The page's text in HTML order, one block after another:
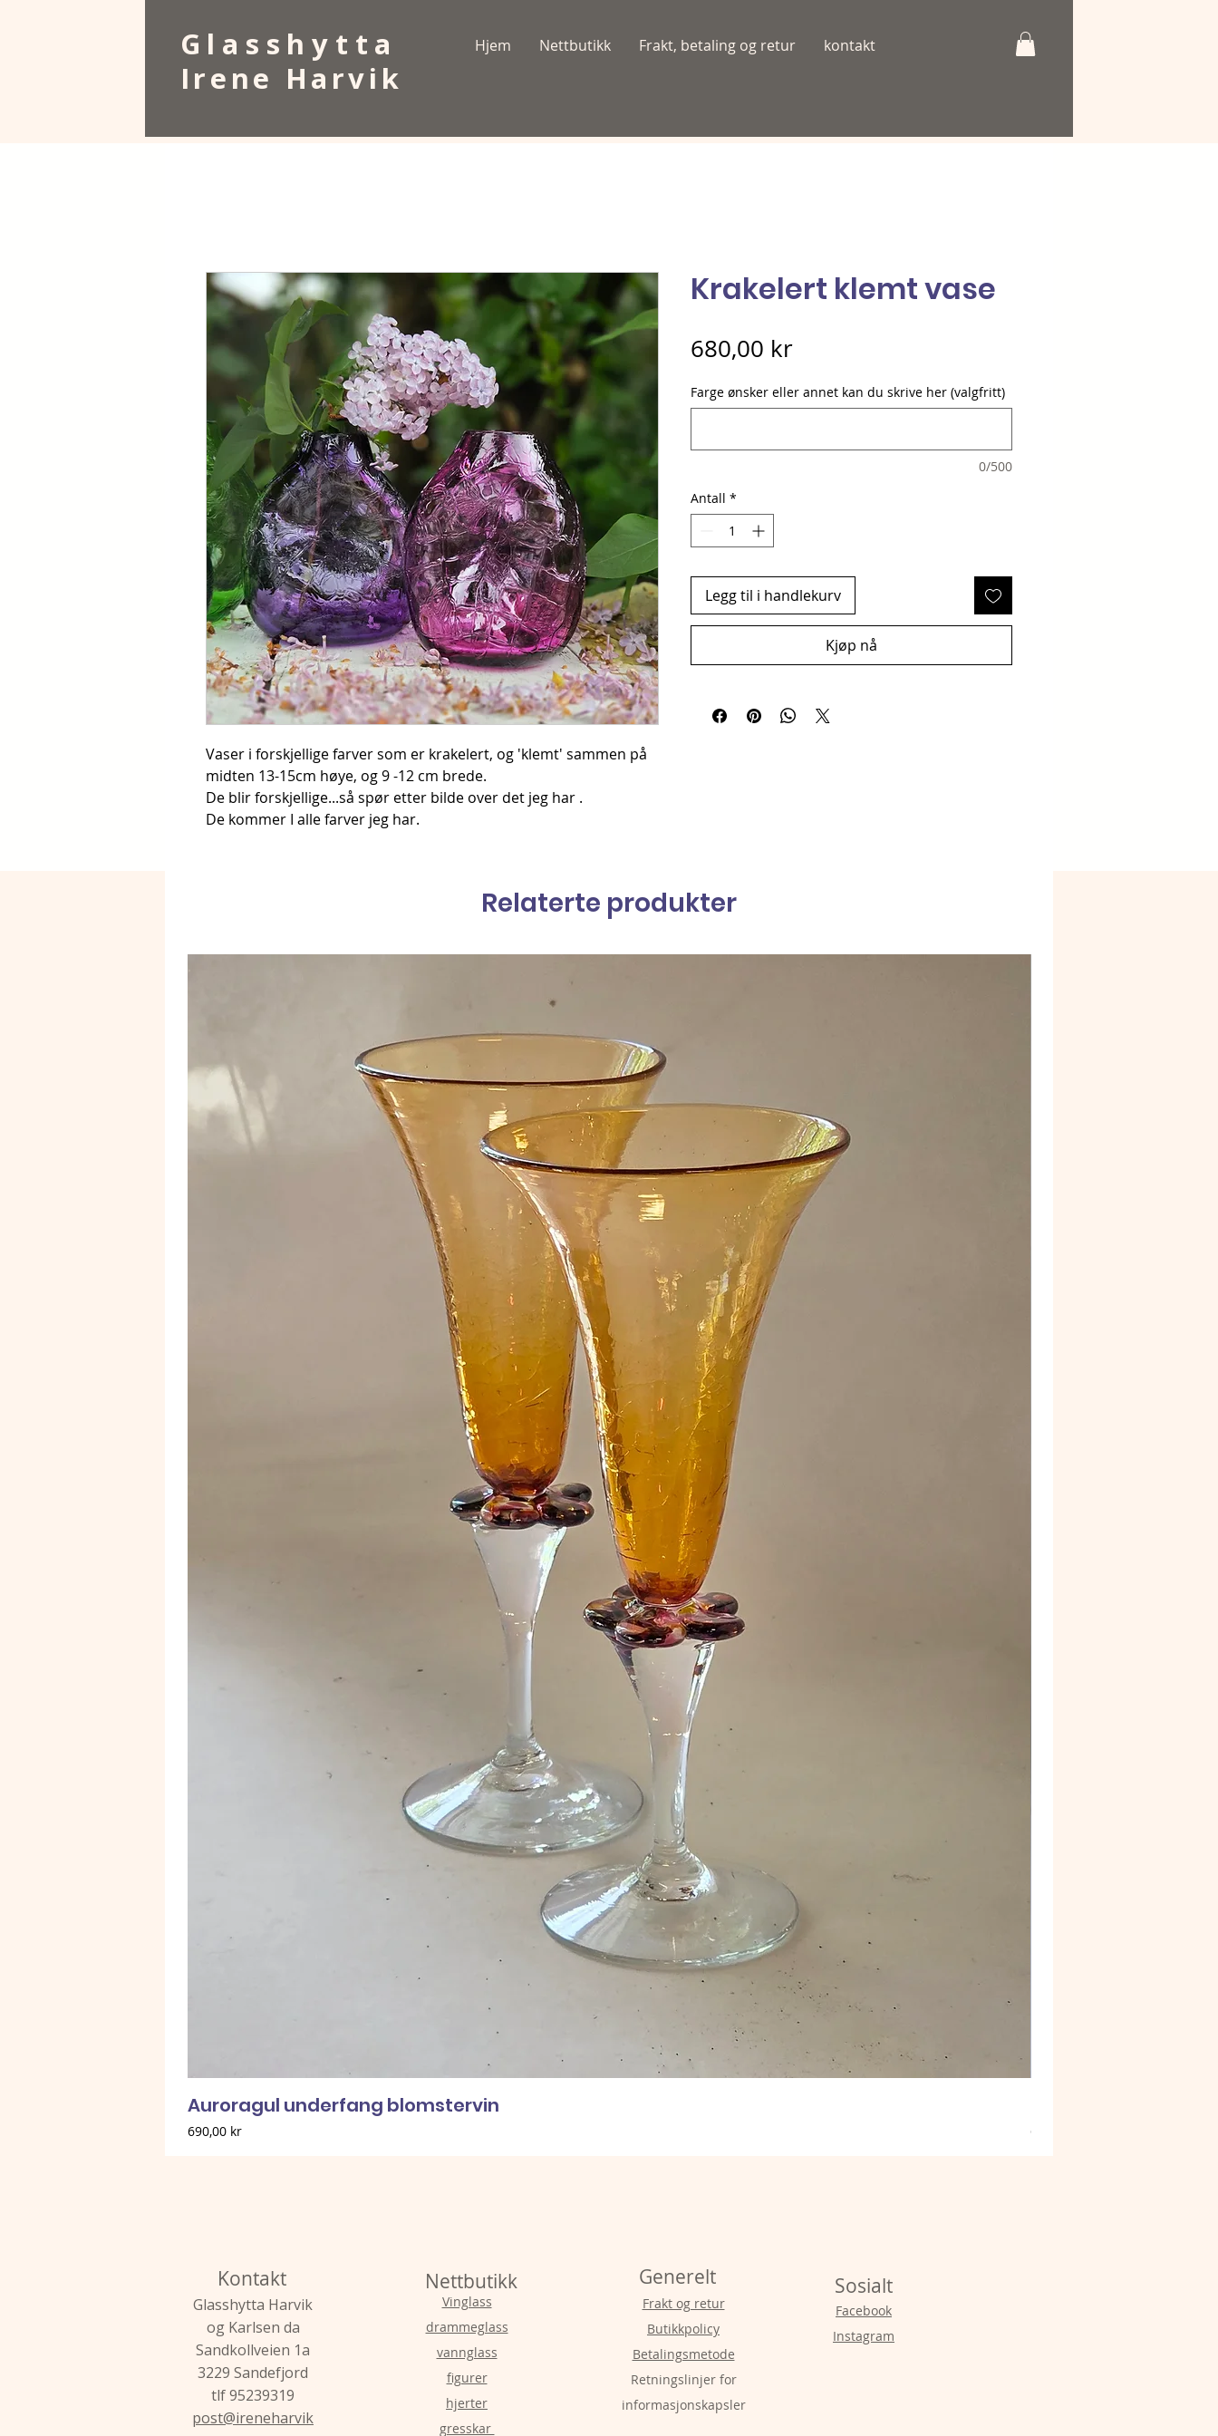
Glasshytta
Irene Harvik
Hjem Nettbutikk Frakt, betaling og retur kontakt
Vaser i forskjellige farver som er krakelert, og 'klemt' sammen på
midten 13-15cm høye, og 9 -12 cm brede.
De blir forskjellige...så spør etter bilde over det jeg har .
De kommer I alle farver jeg har.
Krakelert klemt vase
680,00 krPris
Farge ønsker eller annet kan du skrive her (valgfritt)
0/500
Antall *
Legg til i handlekurv
Kjøp nå
Relaterte produkter
Auroragul underfang blomstervin
Pris
690,00 kr Pris
690,00 kr
Kontakt
Glasshytta Harvik
og Karlsen da
Sandkollveien 1a
3229 Sandefjord
tlf 95239319
post@ireneharvik
Vinglass
drammeglass
vannglass
figurer
hjerter
gresskar
Nettbutikk Generelt
Frakt og retur
Butikkpolicy
Betalingsmetode
Retningslinjer for
informasjonskapsler
Sosialt
Facebook
Instagram